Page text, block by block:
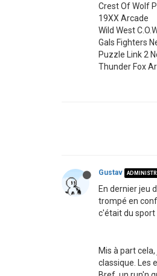
Crest Of Wolf
19XX Arcade
Wild West
Gals Fighters
Puzzle Link 2
Thunder Fox
Gustav
En dernier jeu
trompé en
c'était du sport
Mis à part
classique. Les